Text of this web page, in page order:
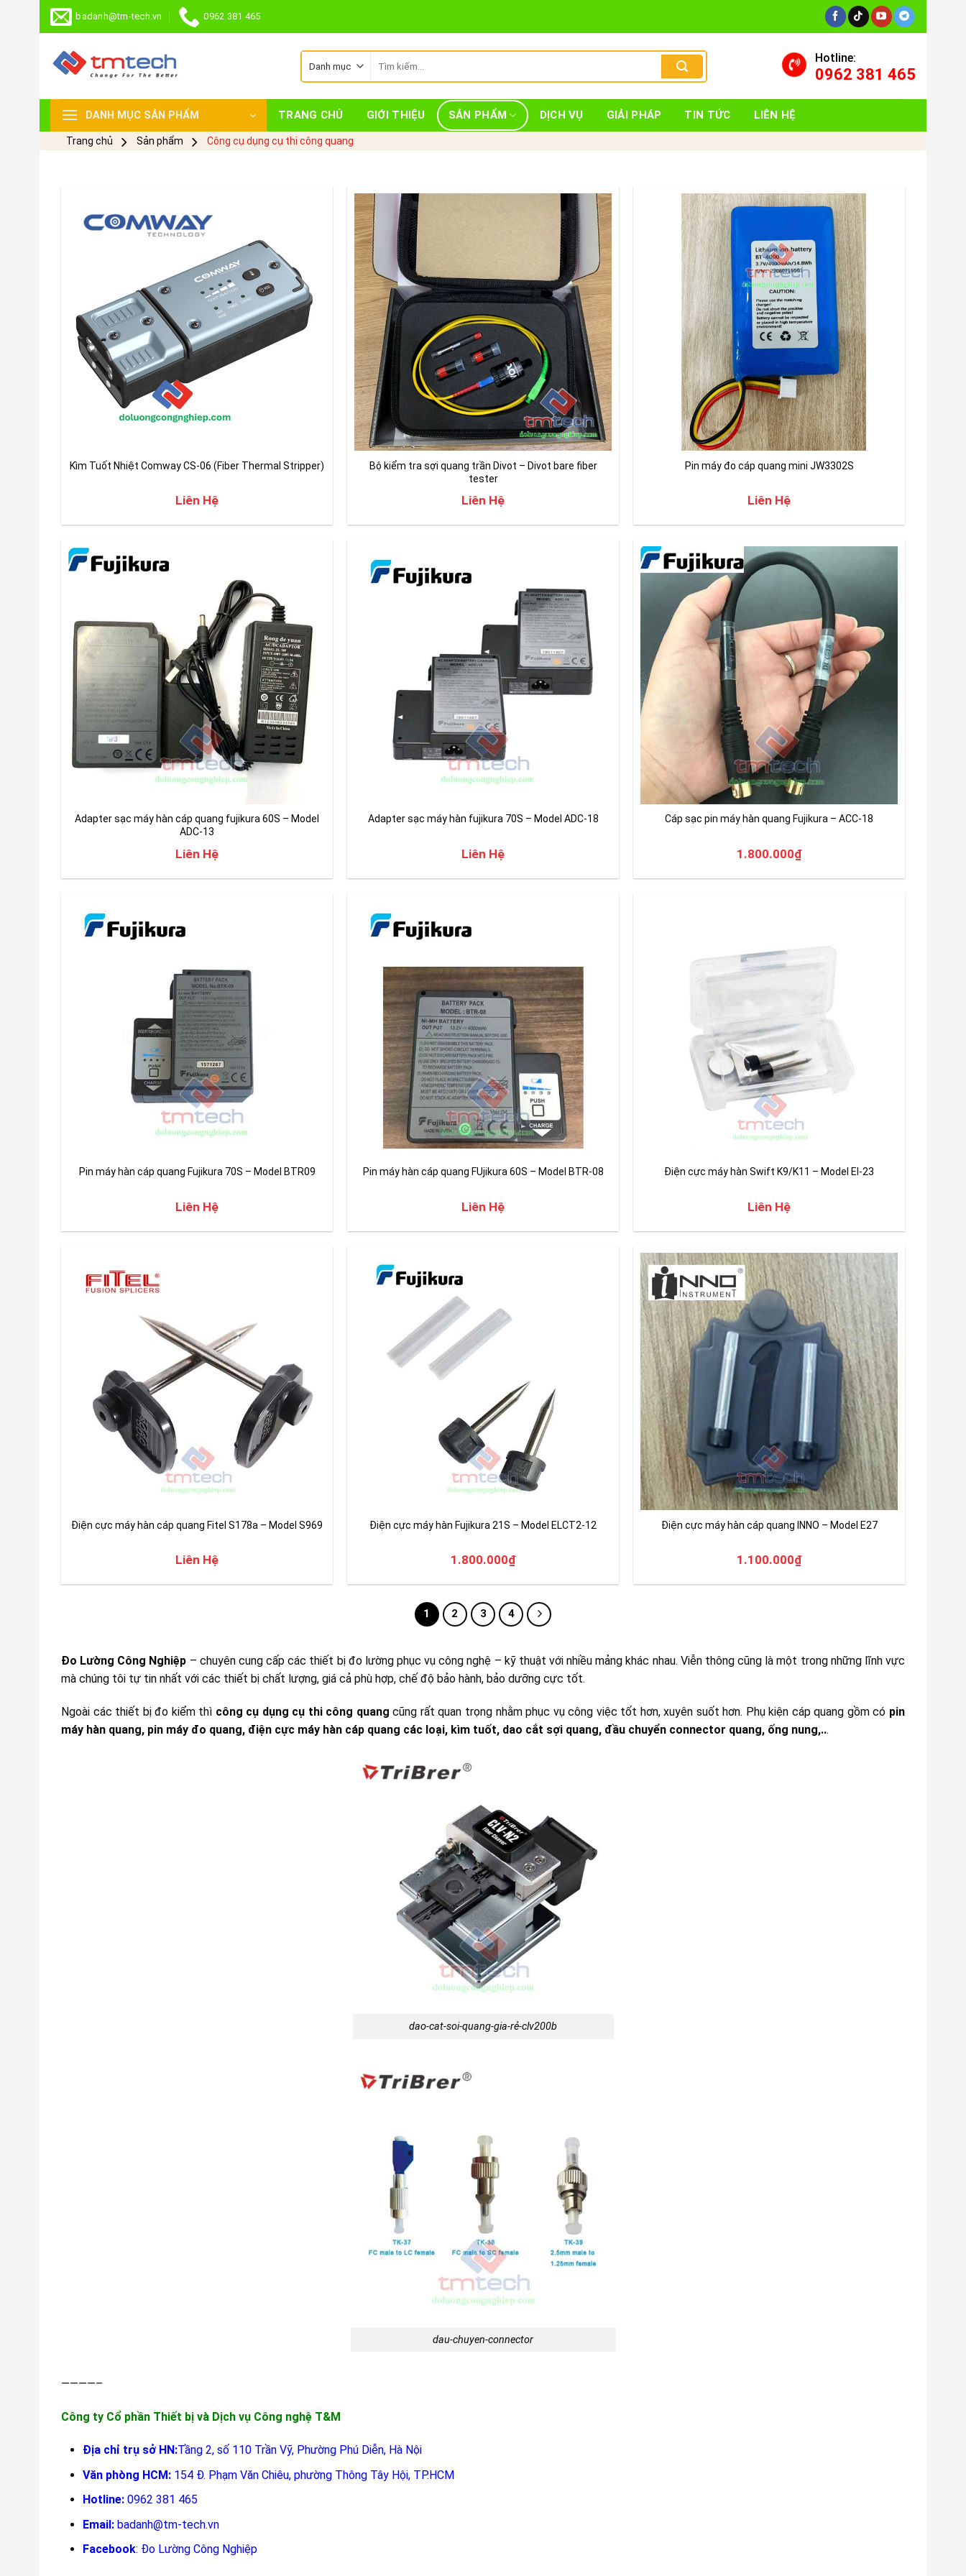
Skip
badanh@tm-tech.vn 0962 381 465
kiếm:
Hotline:
0962 381 465
DANH MỤC SẢN PHẨM TRANG CHỦ GIỚI THIỆU SẢN PHẨM DỊCH VỤ GIẢI PHÁP TIN TỨC LIÊN HỆ
Trang chủ Sản phẩm Công cụ dụng cụ thi công quang
Đo Lường Công Nghiệp – chuyên cung cấp các thiết bị đo lường phục vụ công nghệ – kỹ thuật với nhiều mảng khác nhau. Viễn thông cũng là một trong những lĩnh vực
mà chúng tôi tự tin nhất với các thiết bị chất lượng, giá cả phù hợp, chế độ bảo hành, bảo dưỡng cực tốt.
Ngoài các thiết bị đo kiểm thì công cụ dụng cụ thi công quang cũng rất quan trọng nhằm phục vụ công việc tốt hơn, xuyên suốt hơn. Phụ kiện cáp quang gồm có pin
máy hàn quang, pin máy đo quang, điện cực máy hàn cáp quang các loại, kìm tuốt, dao cắt sợi quang, đầu chuyển connector quang, ống nung,...
dao-cat-soi-quang-gia-rẻ-clv200b
dau-chuyen-connector
————–
Công ty Cổ phần Thiết bị và Dịch vụ Công nghệ T&M
Địa chỉ trụ sở HN:Tầng 2, số 110 Trần Vỹ, Phường Phú Diễn, Hà Nội
Văn phòng HCM: 154 Đ. Phạm Văn Chiêu, phường Thông Tây Hội, TP.HCM
Hotline: 0962 381 465
Email: badanh@tm-tech.vn
Facebook: Đo Lường Công Nghiệp
Kìm Tuốt Nhiệt Comway CS-06 (Fiber Thermal Stripper)
Liên Hệ
Bộ kiểm tra sợi quang trần Divot – Divot bare fiber
tester
Liên Hệ
Pin máy đo cáp quang mini JW3302S
Liên Hệ
Adapter sạc máy hàn cáp quang fujikura 60S – Model
ADC-13
Liên Hệ
Adapter sạc máy hàn fujikura 70S – Model ADC-18
Liên Hệ
Cáp sạc pin máy hàn quang Fujikura – ACC-18
1.800.000₫
Pin máy hàn cáp quang Fujikura 70S – Model BTR09
Liên Hệ
Pin máy hàn cáp quang FUjikura 60S – Model BTR-08
Liên Hệ
Điện cực máy hàn Swift K9/K11 – Model EI-23
Liên Hệ
Điện cực máy hàn cáp quang Fitel S178a – Model S969
Liên Hệ
Điện cực máy hàn Fujikura 21S – Model ELCT2-12
1.800.000₫
Điện cực máy hàn cáp quang INNO – Model E27
1.100.000₫
1 2 3 4